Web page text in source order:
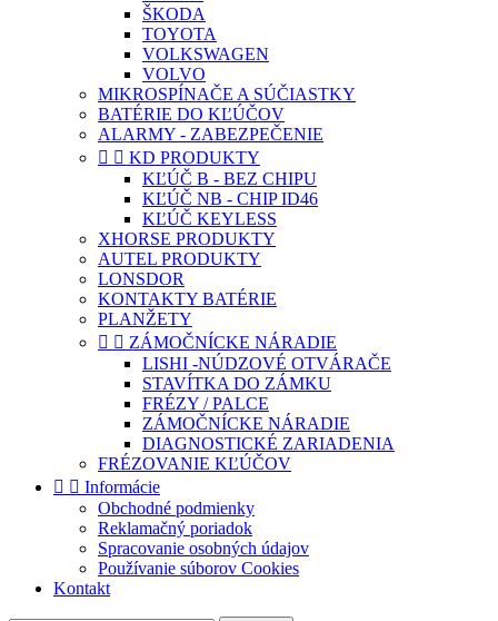
ŠKODA
TOYOTA
VOLKSWAGEN
VOLVO
MIKROSPÍNAČE A SÚČIASTKY
BATÉRIE DO KĽÚČOV
ALARMY - ZABEZPEČENIE
  KD PRODUKTY
KĽÚČ B - BEZ CHIPU
KĽÚČ NB - CHIP ID46
KĽÚČ KEYLESS
XHORSE PRODUKTY
AUTEL PRODUKTY
LONSDOR
KONTAKTY BATÉRIE
PLANŽETY
  ZÁMOČNÍCKE NÁRADIE
LISHI -NÚDZOVÉ OTVÁRAČE
STAVÍTKA DO ZÁMKU
FRÉZY / PALCE
ZÁMOČNÍCKE NÁRADIE
DIAGNOSTICKÉ ZARIADENIA
FRÉZOVANIE KĽÚČOV
  Informácie
Obchodné podmienky
Reklamačný poriadok
Spracovanie osobných údajov
Používanie súborov Cookies
Kontakt